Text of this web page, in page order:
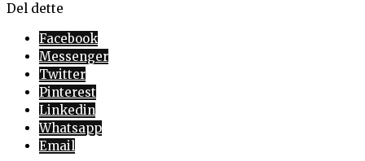
Del dette
Facebook
Messenger
Twitter
Pinterest
Linkedin
Whatsapp
Email